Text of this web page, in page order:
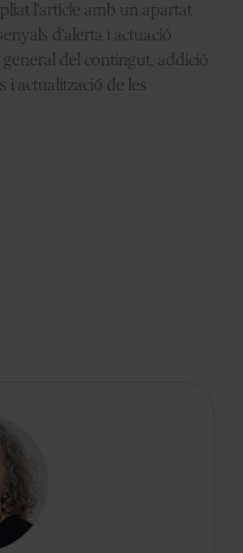
l'article amb un apartat
d'alerta i actuació
del contingut, addició
i actualització de les